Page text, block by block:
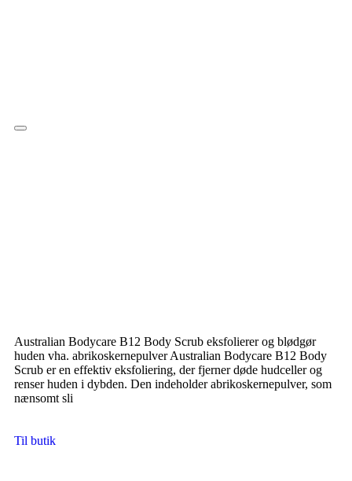
Hamburger Toggle Menu
Australian Bodycare B12 Body Scrub eksfolierer og blødgør
huden vha. abrikoskernepulver Australian Bodycare B12 Body
Scrub er en effektiv eksfoliering, der fjerner døde hudceller og
renser huden i dybden. Den indeholder abrikoskernepulver, som
nænsomt sli
Til butik